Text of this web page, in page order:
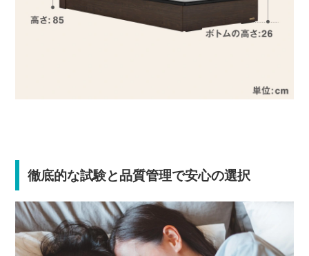
徹底的な試験と品質管理で安心の選択